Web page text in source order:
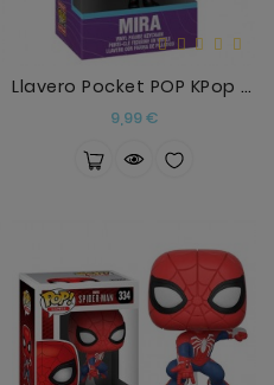
Llavero Pocket POP KPop Demon Hunters Mira
9,99 €Precio